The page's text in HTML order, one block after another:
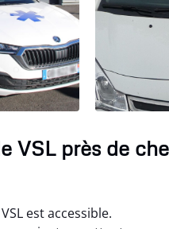
VSL près de
est accessible.